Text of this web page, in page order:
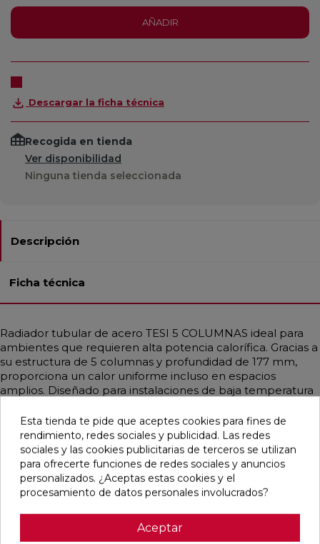
AÑADIR
Descargar la ficha técnica
Recogida en tienda
Ver disponibilidad
Ninguna tienda seleccionada
Descripción
Ficha técnica
Radiador tubular de acero TESI 5 COLUMNAS ideal para
ambientes que requieren alta potencia calorífica. Gracias a
su estructura de 5 columnas y profundidad de 177 mm,
proporciona un calor uniforme incluso en espacios
amplios. Diseñado para instalaciones de baja temperatura
Disponible en diferentes medidas, con potencias que
alcanzan hasta 3708 W. Incluye soportes universales del
mismo color, purgador y tapón ciego. Acabado en Blanco
Estándar o personalizable con colores RAL y Acabados
Irsap. Ideal para hogares, oficinas y espacios públicos
gracias a su diseño funcional y elegante.
Esta tienda te pide que aceptes cookies para fines de
rendimiento, redes sociales y publicidad. Las redes
sociales y las cookies publicitarias de terceros se utilizan
para ofrecerte funciones de redes sociales y anuncios
personalizados. ¿Aceptas estas cookies y el
procesamiento de datos personales involucrados?
Aceptar